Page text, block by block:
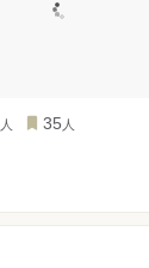
人 35 人